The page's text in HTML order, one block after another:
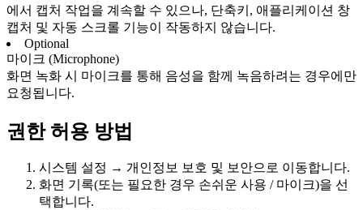
에서 캡처 작업을 계속할 수 있으나, 단축키, 애플리케이션 창
캡처 및 자동 스크롤 기능이 작동하지 않습니다.
Optional
마이크 (Microphone)
화면 녹화 시 마이크를 통해 음성을 함께 녹음하려는 경우에만
요청됩니다.
권한 허용 방법
시스템 설정 → 개인정보 보호 및 보안으로 이동합니다.
화면 기록(또는 필요한 경우 손쉬운 사용 / 마이크)을 선
택합니다.